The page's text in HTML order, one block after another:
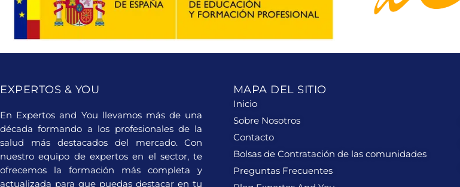
EXPERTOS & YOU
En Expertos and You llevamos más de una
década formando a los profesionales de la
salud más destacados del mercado. Con
nuestro equipo de expertos en el sector, te
ofrecemos la formación más completa y
actualizada para que puedas destacar en tu
MAPA DEL SITIO
Inicio
Sobre Nosotros
Contacto
Bolsas de Contratación de las comunidades
Preguntas Frecuentes